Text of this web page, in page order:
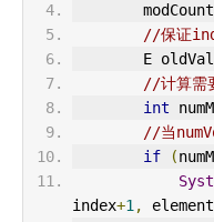
        modCount
//保证
E
//计算需
int
//当
if
(
index+1 ,